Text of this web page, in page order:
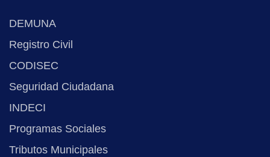
DEMUNA
Registro Civil
CODISEC
Seguridad Ciudadana
INDECI
Programas Sociales
Tributos Municipales